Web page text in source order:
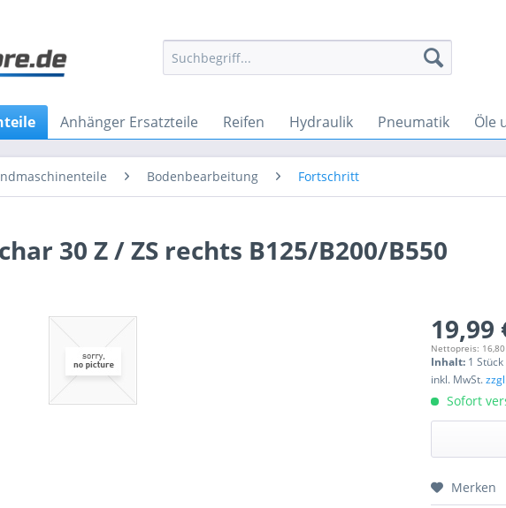
Anhänger Ersatzteile Reifen Hydraulik Pneumatik Öle
Bodenbearbeitung Fortschritt
30 Z / ZS rechts B125/B200/B550
19,99
Nettopreis:
Inhalt: 1 Stück
inkl. MwSt.
Sofort
Preis
Merken